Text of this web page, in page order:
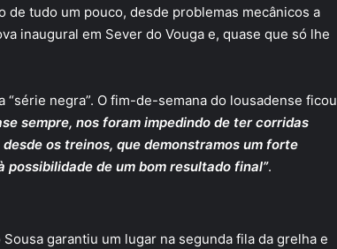
tudo um pouco, desde problemas mecânicos a
inaugural em Sever do Vouga e, quase que só lhe
negra”. O fim-de-semana do lousadense ficou
sempre, nos foram impedindo de ter corridas
os treinos, que demonstramos um forte
de um bom resultado final”.
garantiu um lugar na segunda fila da grelha e